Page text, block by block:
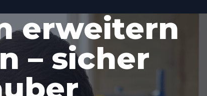
erweitern
– sicher